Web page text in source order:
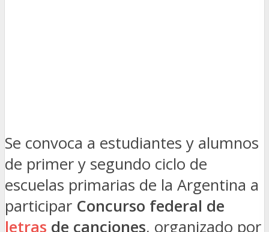
Se convoca a estudiantes y alumnos
de primer y segundo ciclo de
escuelas primarias de la Argentina a
participar Concurso federal de
letras de canciones, organizado por